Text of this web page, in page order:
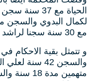
مع 30 سنة سجنا لراشد الغنوشي.